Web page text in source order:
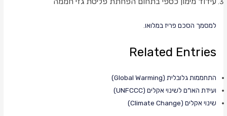
למסמך הסכם פריז במלואו
Related Entries
התחממות גלובלית (Global Warming)
ועידת האו”ם לשינוי אקלים (UNFCCC)
שינוי אקלים (Climate Change)